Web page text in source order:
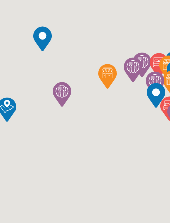
Scavi di PompeiScavi di
Pompei
Pontificio Santuario
Il campanile del Santuario
La città moderna
Dove